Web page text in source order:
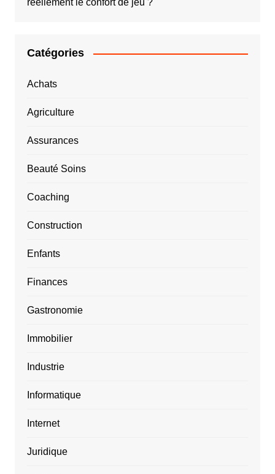
réellement le confort de jeu ?
Catégories
Achats
Agriculture
Assurances
Beauté Soins
Coaching
Construction
Enfants
Finances
Gastronomie
Immobilier
Industrie
Informatique
Internet
Juridique